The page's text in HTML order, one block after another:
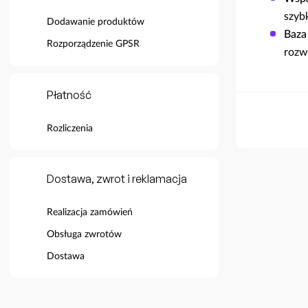
Dodawanie produktów
Rozporządzenie GPSR
Płatność
Rozliczenia
Dostawa, zwrot i reklamacja
Realizacja zamówień
Obsługa zwrotów
Dostawa